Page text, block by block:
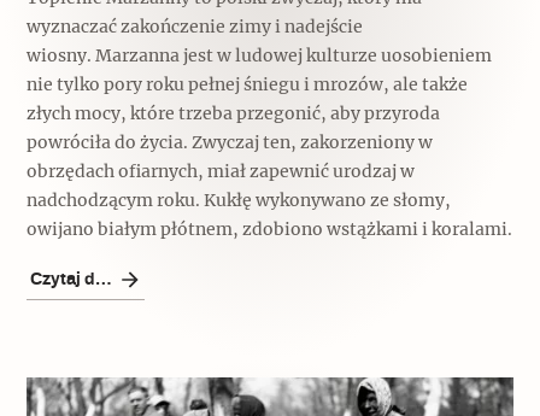
wyznaczać zakończenie zimy i nadejście
wiosny. Marzanna jest w ludowej kulturze uosobieniem
nie tylko pory roku pełnej śniegu i mrozów, ale także
złych mocy, które trzeba przegonić, aby przyroda
powróciła do życia. Zwyczaj ten, zakorzeniony w
obrzędach ofiarnych, miał zapewnić urodzaj w
nadchodzącym roku. Kukłę wykonywano ze słomy,
owijano białym płótnem, zdobiono wstążkami i koralami.
Czytaj dalej